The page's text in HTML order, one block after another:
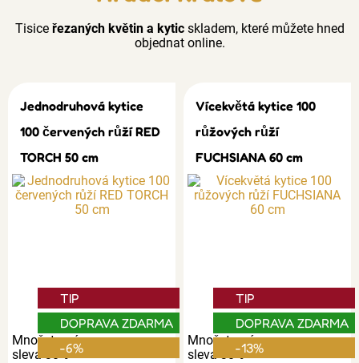
Tisice řezaných květin a kyticskladem, které můžete hned
objednat online.
Jednodruhová kytice
100 červených růží RED
TORCH 50 cm
Množstevní
sleva 30%
TIP
DOPRAVA ZDARMA
-6%
Vícekvětá kytice 100
růžových růží
FUCHSIANA 60 cm
Množstevní
sleva 30%
TIP
DOPRAVA ZDARMA
-13%